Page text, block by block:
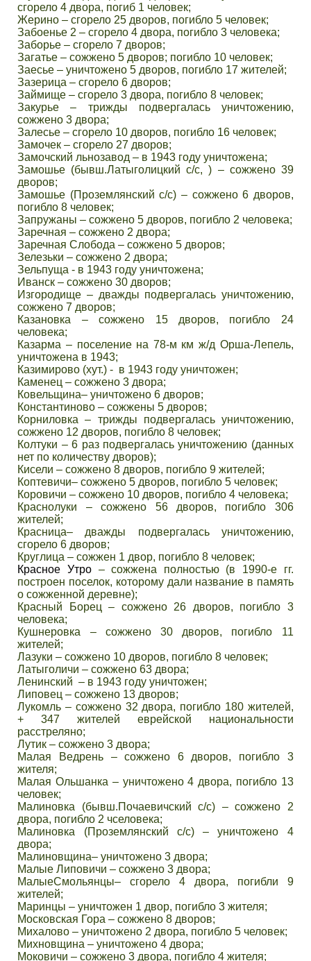
сгорело 4 двора, погиб 1 человек;
Жерино – сгорело 25 дворов, погибло 5 человек;
Забоенье 2 – сгорело 4 двора, погибло 3 человека;
Заборье – сгорело 7 дворов;
Загатье – сожжено 5 дворов; погибло 10 человек;
Заесье – уничтожено 5 дворов, погибло 17 жителей;
Зазерица – сгорело 6 дворов;
Займище – сгорело 3 двора, погибло 8 человек;
Закурье – трижды подвергалась уничтожению,
сожжено 3 двора;
Залесье – сгорело 10 дворов, погибло 16 человек;
Замочек – сгорело 27 дворов;
Замочский льнозавод – в 1943 году уничтожена;
Замошье (бывш.Латыголицкий с/с, ) – сожжено 39
дворов;
Замошье (Проземлянский с/с) – сожжено 6 дворов,
погибло 8 человек;
Запружаны – сожжено 5 дворов, погибло 2 человека;
Заречная – сожжено 2 двора;
Заречная Слобода – сожжено 5 дворов;
Зелезьки – сожжено 2 двора;
Зельпуща - в 1943 году уничтожена;
Иванск – сожжено 30 дворов;
Изгородище – дважды подвергалась уничтожению,
сожжено 7 дворов;
Казановка – сожжено 15 дворов, погибло 24
человека;
Казарма – поселение на 78-м км ж/д Орша-Лепель,
уничтожена в 1943;
Казимирово (хут.) - в 1943 году уничтожен;
Каменец – сожжено 3 двора;
Ковельщина– уничтожено 6 дворов;
Константиново – сожжены 5 дворов;
Корниловка – трижды подвергалась уничтожению,
сожжено 12 дворов, погибло 8 человек;
Колтуки – 6 раз подвергалась уничтожению (данных
нет по количеству дворов);
Кисели – сожжено 8 дворов, погибло 9 жителей;
Коптевичи– сожжено 5 дворов, погибло 5 человек;
Коровичи – сожжено 10 дворов, погибло 4 человека;
Краснолуки – сожжено 56 дворов, погибло 306
жителей;
Красница– дважды подвергалась уничтожению,
сгорело 6 дворов;
Круглица – сожжен 1 двор, погибло 8 человек;
Красное Утро – сожжена полностью (в 1990-е гг.
построен поселок, которому дали название в память
о сожженной деревне);
Красный Борец – сожжено 26 дворов, погибло 3
человека;
Кушнеровка – сожжено 30 дворов, погибло 11
жителей;
Лазуки – сожжено 10 дворов, погибло 8 человек;
Латыголичи – сожжено 63 двора;
Ленинский – в 1943 году уничтожен;
Липовец – сожжено 13 дворов;
Лукомль – сожжено 32 двора, погибло 180 жителей,
+ 347 жителей еврейской национальности
расстреляно;
Лутик – сожжено 3 двора;
Малая Ведрень – сожжено 6 дворов, погибло 3
жителя;
Малая Ольшанка – уничтожено 4 двора, погибло 13
человек;
Малиновка (бывш.Почаевичский с/с) – сожжено 2
двора, погибло 2 чселовека;
Малиновка (Проземлянский с/с) – уничтожено 4
двора;
Малиновщина– уничтожено 3 двора;
Малые Липовичи – сожжено 3 двора;
МалыеСмольянцы– сгорело 4 двора, погибли 9
жителей;
Маринцы – уничтожен 1 двор, погибло 3 жителя;
Московская Гора – сожжено 8 дворов;
Михалово – уничтожено 2 двора, погибло 5 человек;
Михновщина – уничтожено 4 двора;
Моковичи – сожжено 3 двора, погибло 4 жителя;